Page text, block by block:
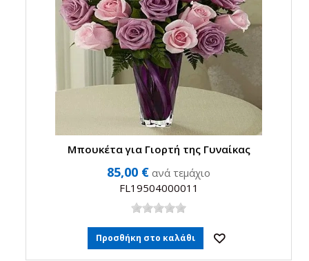
Μπουκέτα για Γιορτή της Γυναίκας
85,00 € ανά τεμάχιο
FL19504000011
Προσθήκη στο καλάθι